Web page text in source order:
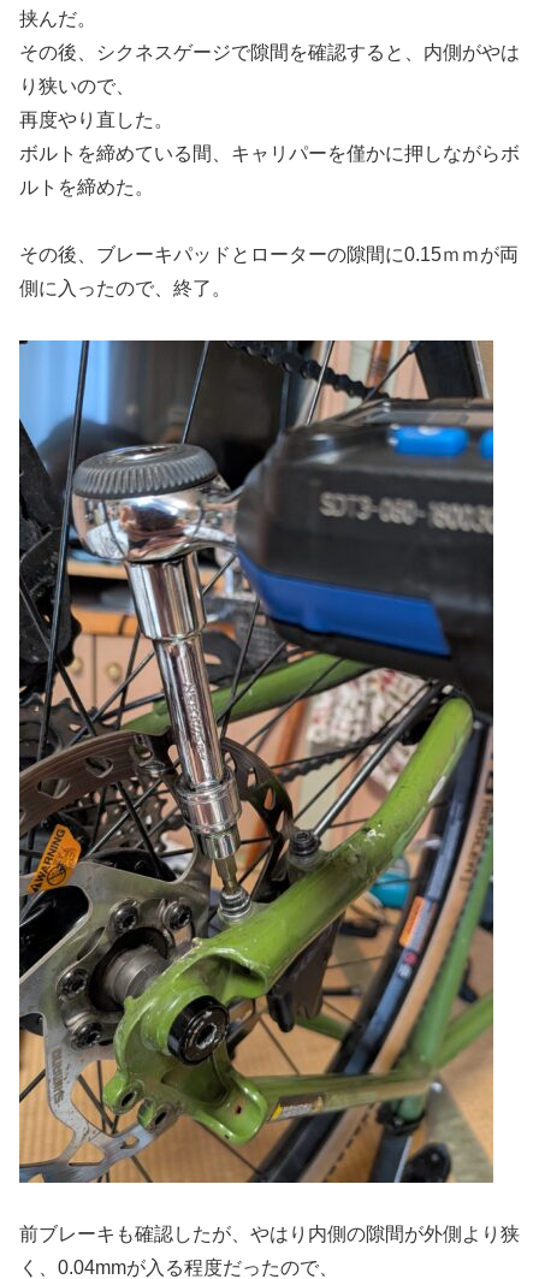
挟んだ。
その後、シクネスゲージで隙間を確認すると、内側がやは
り狭いので、
再度やり直した。
ボルトを締めている間、キャリパーを僅かに押しながらボ
ルトを締めた。
その後、ブレーキパッドとローターの隙間に0.15ｍｍが両
側に入ったので、終了。
前ブレーキも確認したが、やはり内側の隙間が外側より狭
く、0.04mmが入る程度だったので、